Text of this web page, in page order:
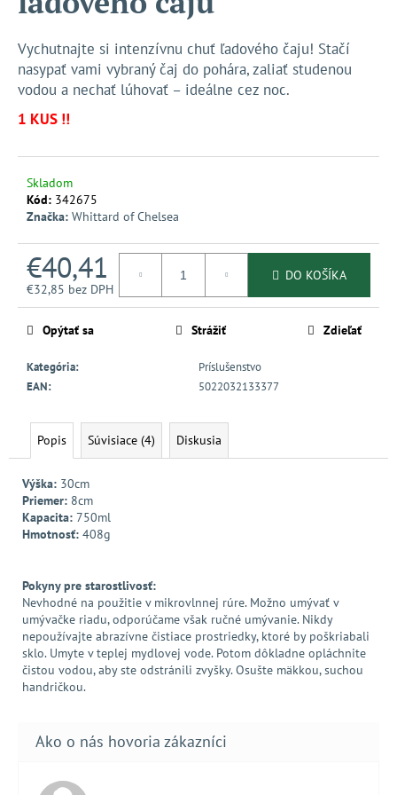
hviezdičiek.
Vychutnajte si intenzívnu chuť ľadového čaju! Stačí
nasypať vami vybraný čaj do pohára, zaliať studenou
vodou a nechať lúhovať – ideálne cez noc.
1 KUS !!
Skladom
Kód: 342675
Značka: Whittard of Chelsea
€40,41
€32,85 bez DPH
Jednotková
DO KOŠÍKA
Kategória:
Príslušenstvo
EAN: 5022032133377
Opýtať sa Strážiť Zdieľať
Popis Súvisiace (4) Diskusia
Výška: 30cm
Priemer: 8cm
Kapacita: 750ml
Hmotnosť: 408g
Pokyny pre starostlivosť:
Nevhodné na použitie v mikrovlnnej rúre. Možno umývať v
umývačke riadu, odporúčame však ručné umývanie. Nikdy
nepoužívajte abrazívne čistiace prostriedky, ktoré by poškriabali
sklo. Umyte v teplej mydlovej vode. Potom dôkladne opláchnite
čistou vodou, aby ste odstránili zvyšky. Osušte mäkkou, suchou
handričkou.
m
e